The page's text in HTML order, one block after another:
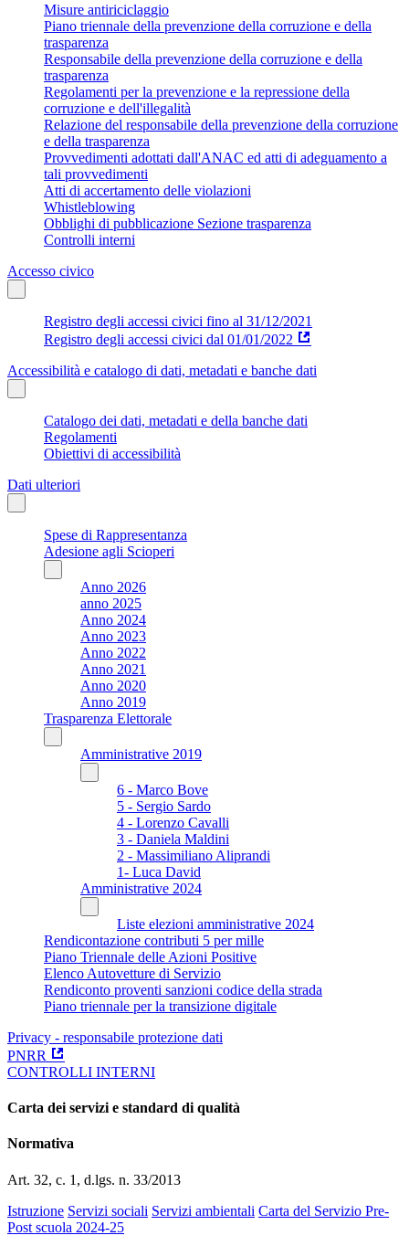
Misure antiriciclaggio
Piano triennale della prevenzione della corruzione e della
trasparenza
Responsabile della prevenzione della corruzione e della
trasparenza
Regolamenti per la prevenzione e la repressione della
corruzione e dell'illegalità
Relazione del responsabile della prevenzione della corruzione
e della trasparenza
Provvedimenti adottati dall'ANAC ed atti di adeguamento a
tali provvedimenti
Atti di accertamento delle violazioni
Whistleblowing
Obblighi di pubblicazione Sezione trasparenza
Controlli interni
Accesso civico
Registro degli accessi civici fino al 31/12/2021
Registro degli accessi civici dal 01/01/2022
Accessibilità e catalogo di dati, metadati e banche dati
Catalogo dei dati, metadati e della banche dati
Regolamenti
Obiettivi di accessibilità
Dati ulteriori
Spese di Rappresentanza
Adesione agli Scioperi
Anno 2026
anno 2025
Anno 2024
Anno 2023
Anno 2022
Anno 2021
Anno 2020
Anno 2019
Trasparenza Elettorale
Amministrative 2019
6 - Marco Bove
5 - Sergio Sardo
4 - Lorenzo Cavalli
3 - Daniela Maldini
2 - Massimiliano Aliprandi
1- Luca David
Amministrative 2024
Liste elezioni amministrative 2024
Rendicontazione contributi 5 per mille
Piano Triennale delle Azioni Positive
Elenco Autovetture di Servizio
Rendiconto proventi sanzioni codice della strada
Piano triennale per la transizione digitale
Privacy - responsabile protezione dati
PNRR
CONTROLLI INTERNI
Carta dei servizi e standard di qualità
Normativa
Art. 32, c. 1, d.lgs. n. 33/2013
Istruzione Servizi sociali Servizi ambientali Carta del Servizio Pre-
Post scuola 2024-25